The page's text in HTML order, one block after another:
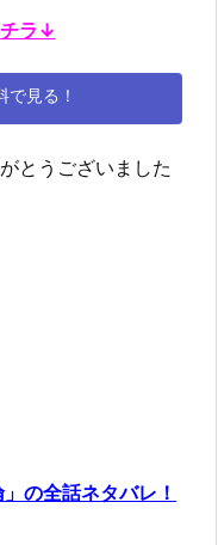
ラ↓
で見る！
とうございました
の全話ネタバレ！